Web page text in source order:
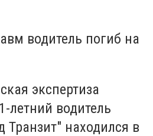
водитель погиб на
экспертиза
летний водитель
Транзит" находился в